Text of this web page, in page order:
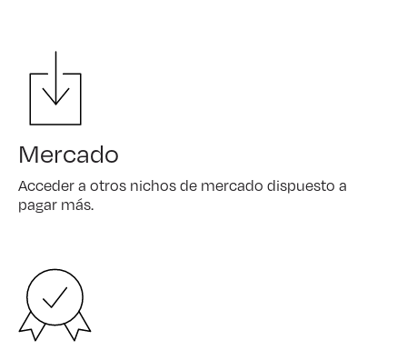
Mercado
Acceder a otros nichos de mercado dispuesto a
pagar más.